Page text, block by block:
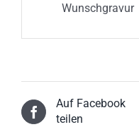
Wunschgravur
Auf Facebook
teilen